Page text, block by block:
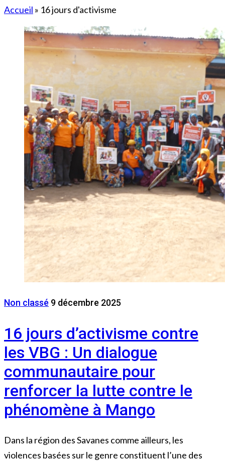
Accueil » 16 jours d'activisme
Non classé 9 décembre 2025
16 jours d’activisme contre
les VBG : Un dialogue
communautaire pour
renforcer la lutte contre le
phénomène à Mango
Dans la région des Savanes comme ailleurs, les
violences basées sur le genre constituent l’une des